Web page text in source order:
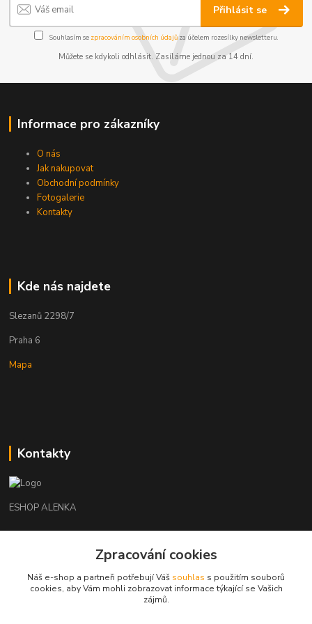
Přihlásit se
Souhlasím se zpracováním osobních údajůza účelem rozesílky newsletteru.
Můžete se kdykoli odhlásit. Zasíláme jednou za 14 dní.
Informace pro zákazníky
O nás
Jak nakupovat
Obchodní podmínky
Fotogalerie
Kontakty
Kde nás najdete
Slezanů 2298/7
Praha 6
Mapa
Kontakty
ESHOP ALENKA
+420602541312
orechovka@inmes.cz
Zpracování cookies
Náš e-shop a partneři potřebují Váš souhlas s použitím souborů
cookies, aby Vám mohli zobrazovat informace týkající se Vašich
zájmů.